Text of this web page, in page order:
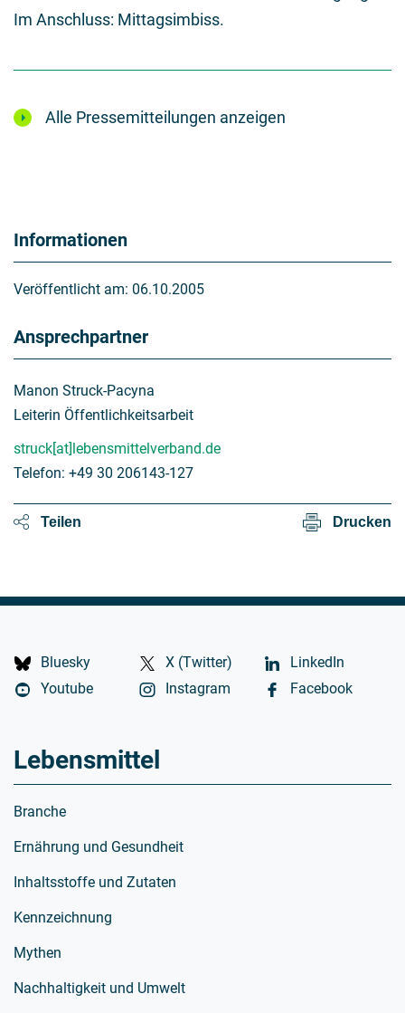
Im Anschluss: Mittagsimbiss.
Alle Pressemitteilungen anzeigen
Informationen
Veröffentlicht am: 06.10.2005
Ansprechpartner
Manon Struck-Pacyna
Leiterin Öffentlichkeitsarbeit
struck[at]lebensmittelverband.de
Telefon: +49 30 206143-127
Teilen Drucken
Bluesky X (Twitter)
LinkedIn
Youtube
Instagram Facebook
Lebensmittel
Branche
Ernährung und Gesundheit
Inhaltsstoffe und Zutaten
Kennzeichnung
Mythen
Nachhaltigkeit und Umwelt